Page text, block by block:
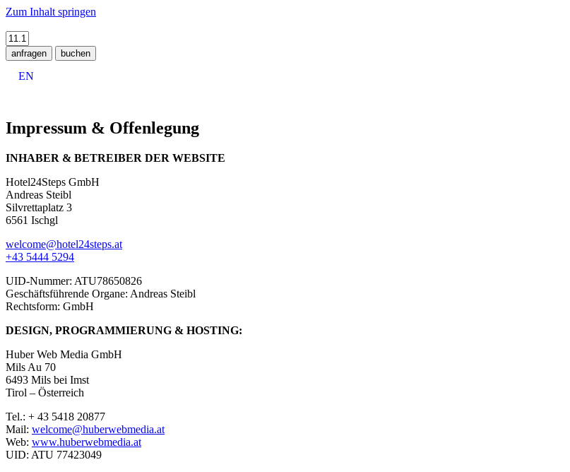
Zum Inhalt springen
anfragen buchen
EN
Impressum & Offenlegung
INHABER & BETREIBER DER WEBSITE
Hotel24Steps GmbH
Andreas Steibl
Silvrettaplatz 3
6561 Ischgl
welcome@hotel24steps.at
+43 5444 5294
UID-Nummer: ATU78650826
Geschäftsführende Organe: Andreas Steibl
Rechtsform: GmbH
DESIGN, PROGRAMMIERUNG & HOSTING:
Huber Web Media GmbH
Mils Au 70
6493 Mils bei Imst
Tirol – Österreich
Tel.: + 43 5418 20877
Mail: welcome@huberwebmedia.at
Web: www.huberwebmedia.at
UID: ATU 77423049